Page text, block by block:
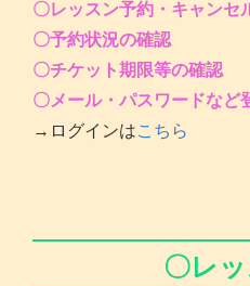
〇レッスン予約・キャンセ
〇予約状況の確認
〇チケット期限等の確認
〇メール・パスワードなど
→ログインはこちら
〇レ